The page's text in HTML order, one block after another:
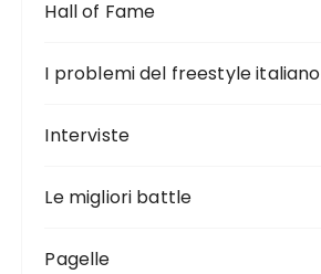
Hall of Fame
I problemi del freestyle italiano
Interviste
Le migliori battle
Pagelle